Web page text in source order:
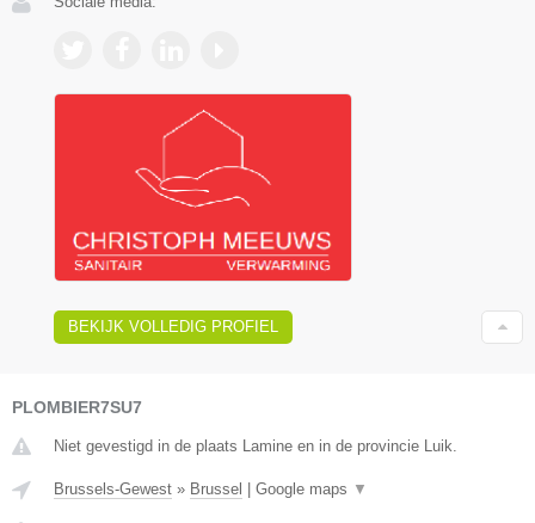
BEKIJK VOLLEDIG PROFIEL
PLOMBIER7SU7
Niet gevestigd in de plaats Lamine en in de provincie Luik.
Brussels-Gewest » Brussel Google maps ▼